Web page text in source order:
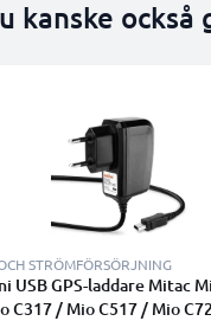
kanske också
STRÖMFÖRSÖRJNING
USB GPS-laddare Mitac
C317 / Mio C517 / Mio